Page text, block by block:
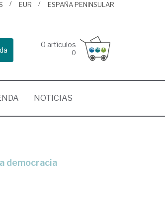
EUR ESPAÑA PENINSULAR
0 artículos
0
NOTICIAS
democracia